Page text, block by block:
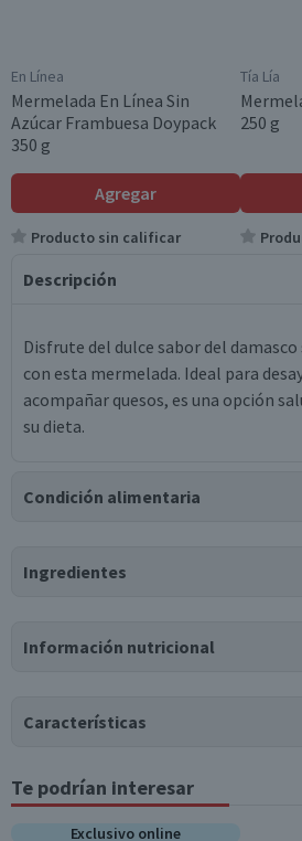
En Línea
Mermelada En Línea Sin
Azúcar Frambuesa Doypack
350 g
Agregar
Producto sin calificar
Tía Lía
250 g
Descripción
Disfrute del dulce sabor del damasco
con esta mermelada. Ideal para
acompañar quesos, es una opción
su dieta.
Condición alimentaria
Ingredientes
(goma garrofín), estabilizante
(amarillo crepúsculo).
Información nutricional
Tabla nutricional
medios
Características
Tipo de Producto
Mermeladas
Te podrían interesar
Exclusivo online